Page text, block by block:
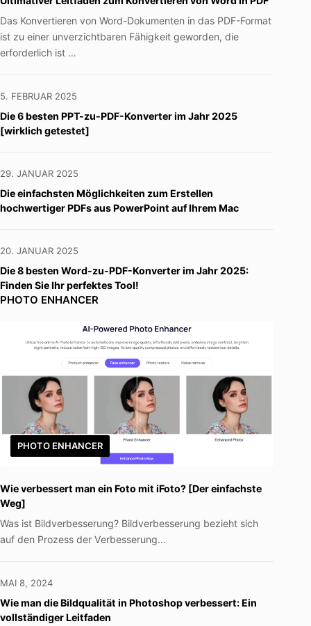
Das Konvertieren von Word-Dokumenten in das PDF-Format
ist zu einer unverzichtbaren Fähigkeit geworden, die
erforderlich ist …
5. FEBRUAR 2025
Die 6 besten PPT-zu-PDF-Konverter im Jahr 2025
[wirklich getestet]
29. JANUAR 2025
Die einfachsten Möglichkeiten zum Erstellen
hochwertiger PDFs aus PowerPoint auf Ihrem Mac
20. JANUAR 2025
Die 8 besten Word-zu-PDF-Konverter im Jahr 2025:
Finden Sie Ihr perfektes Tool!
PHOTO ENHANCER
PHOTO ENHANCER
Wie verbessert man ein Foto mit iFoto? [Der einfachste
Weg]
Was ist Bildverbesserung? Bildverbesserung bezieht sich
auf den Prozess der Verbesserung...
MAI 8, 2024
Wie man die Bildqualität in Photoshop verbessert: Ein
vollständiger Leitfaden